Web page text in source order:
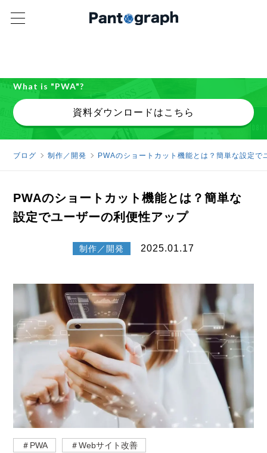
What is "PWA"?
資料ダウンロードはこちら
ブログ 制作／開発 PWAのショートカット機能とは？簡単な設定で
PWAのショートカット機能とは？簡単な
設定でユーザーの利便性アップ
制作／開発 2025.01.17
＃PWA ＃Webサイト改善